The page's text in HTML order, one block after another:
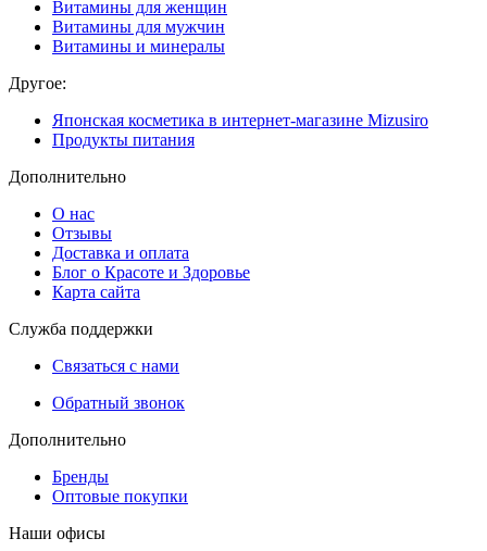
Витамины для женщин
Витамины для мужчин
Витамины и минералы
Другое:
Японская косметика в интернет-магазине Mizusiro
Продукты питания
Дополнительно
О нас
Отзывы
Доставка и оплата
Блог о Красоте и Здоровье
Карта сайта
Служба поддержки
Связаться с нами
Обратный звонок
Дополнительно
Бренды
Оптовые покупки
Наши офисы